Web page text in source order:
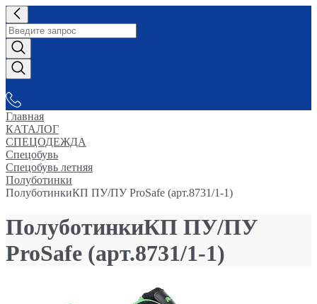
Главная
КАТАЛОГ
СПЕЦОДЕЖДА
Спецобувь
Спецобувь летняя
Полуботинки
ПолуботинкиКП ПУ/ПУ ProSafe (арт.8731/1-1)
ПолуботинкиКП ПУ/ПУ
ProSafe (арт.8731/1-1)